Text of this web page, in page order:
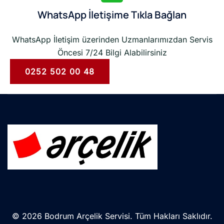
WhatsApp İletişime Tıkla Bağlan
WhatsApp İletişim üzerinden Uzmanlarımızdan Servis
Öncesi 7/24 Bilgi Alabilirsiniz
0252 502 00 48
© 2026 Bodrum Arçelik Servisi. Tüm Hakları Saklıdır.